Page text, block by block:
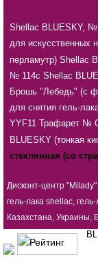
Shellac BLUESKY,
для искусственных
перламутр) Shellac
№ 114c Shellac
Брошь "Лебедь" (с
для снятия гель-
YYF11 Трафарет №
BLUESKY (тонкая
стеклянная (со
Дисконт-центр
гель-лака shellac,
Казахстана, Украины,